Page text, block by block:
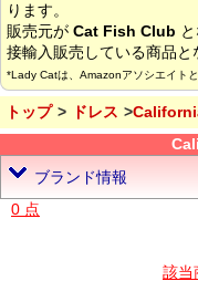
ります。
販売元が Cat Fish Club
接輸入販売している商品と
*Lady Catは、Amazonアソシエイト
トップ ドレス
ブランド情報
0 点
該当